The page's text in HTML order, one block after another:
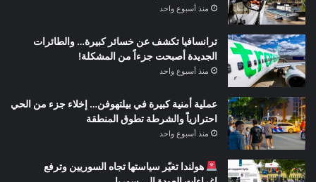
منذ أسبوع واحد
ترانسافيا تكشف عن خسائر كبيرة… والطائرات
الجديدة أصبحت جزءاً من المشكلة!
منذ أسبوع واحد
عملية أمنية كبيرة في بيلتهوفن… إخلاء جزء من الحي
احترازياً والشرطة تطوق المنطقة
منذ أسبوع واحد
هولندا تغيّر سياستها تجاه السوريين وترفع